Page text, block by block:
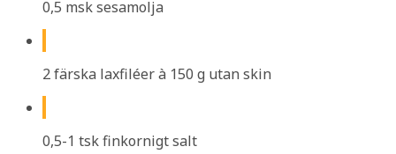
0,5 msk sesamolja
2 färska laxfiléer à 150 g utan skin
0,5-1 tsk finkornigt salt